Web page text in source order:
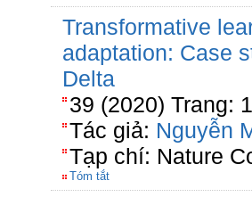
Transformative
adaptation: Case
Delta
39 (2020) Trang:
Tác giả: Nguyễn
Tạp chí: Nature
Tóm tắt